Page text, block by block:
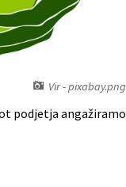
Vir - pixabay.png
podjetja angažiramo